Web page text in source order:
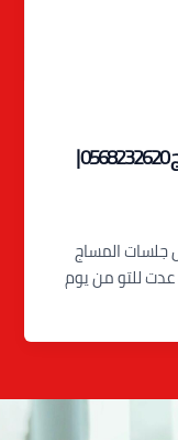
جلسات المساج شمال الرياض | ريلاكس مساج 0568232620 |
جلسات المساج
للتو من يوم